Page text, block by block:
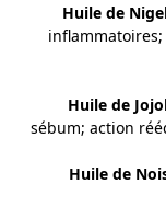
Huile de
Huile de
sébum; action
Huile de